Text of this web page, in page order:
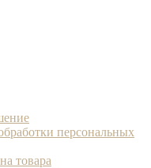
персональных
товара